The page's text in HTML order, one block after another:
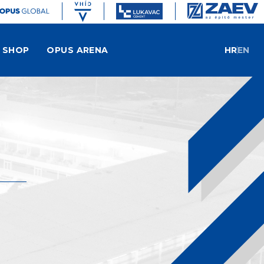
SHOP OPUS ARENA HREN